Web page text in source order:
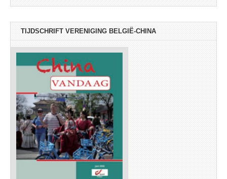
TIJDSCHRIFT VERENIGING BELGIË-CHINA